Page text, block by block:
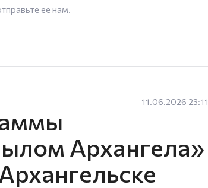
ее нам.
11.06.2026 23:11
Архангела»